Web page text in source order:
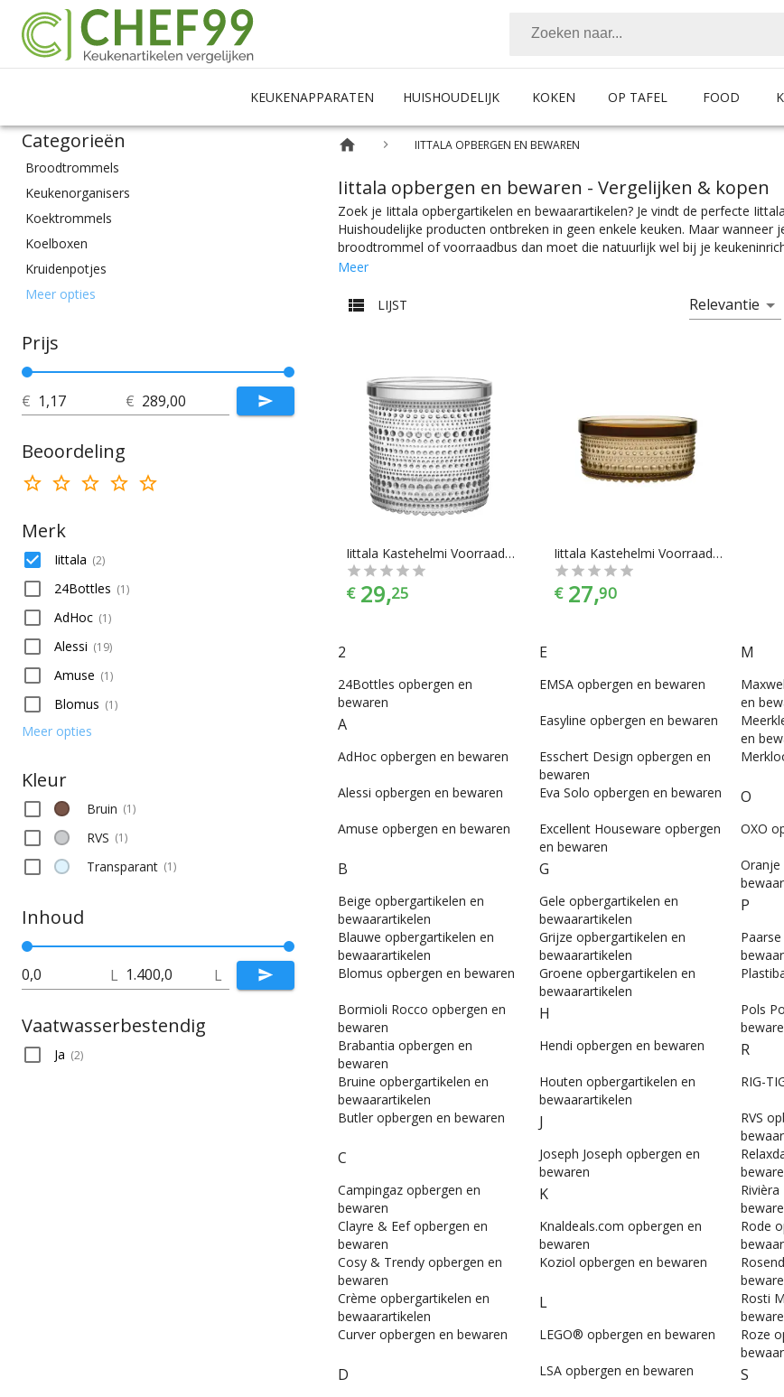
KEUKENAPPARATEN HUISHOUDELIJK KOKEN OP TAFEL FOOD
Categorieën
Broodtrommels
Keukenorganisers
Koektrommels
Koelboxen
Kruidenpotjes
Lunchboxen
Vershoudbakjes
Voorraadbussen
Waterflessen & Drinkbekers
Weckpotten
Overig
Meer opties
Prijs
€ €
Beoordeling
Merk
Iittala (2)
24Bottles (1)
AdHoc (1)
Alessi (19)
Amuse (1)
Blomus (1)
Meer opties
Kleur
Bruin (1)
RVS (1)
Transparant (1)
Inhoud
L L
Vaatwasserbestendig
Ja (2)
IITTALA OPBERGEN EN BEWAREN
Iittala opbergen en bewaren - Vergelijken & kopen
Zoek je Iittala opbergartikelen en bewaarartikelen? Je vindt de perfecte
Huishoudelijke producten ontbreken in geen enkele keuken. Maar
broodtrommel of voorraadbus dan moet die natuurlijk wel bij je
om al je etenswaar op te bergen en bewaren, je vind alles wat je nodig
alle soorten en maten. Kies makkelijk het product met de juiste
vensterbus, of vershoudbakjes, je vindt makkelijk wat je nodig hebt bij
Meer
LIJST Relevantie
Iittala Kastehelmi Voorraadpot - 116 x 114 mm - Helder
€ 29,25
Iittala Kastehelmi Voorraadpot - 116 x 57 mm - Desert
€ 27,90
2
24Bottles opbergen en
bewaren
A
AdHoc opbergen en bewaren
Alessi opbergen en bewaren
Amuse opbergen en bewaren
B
Beige opbergartikelen en
bewaarartikelen
Blauwe opbergartikelen en
bewaarartikelen
Blomus opbergen en bewaren
Bormioli Rocco opbergen en
bewaren
Brabantia opbergen en
bewaren
Bruine opbergartikelen en
bewaarartikelen
Butler opbergen en bewaren
C
Campingaz opbergen en
bewaren
Clayre & Eef opbergen en
bewaren
Cosy & Trendy opbergen en
bewaren
Crème opbergartikelen en
bewaarartikelen
Curver opbergen en bewaren
D
E
EMSA opbergen en bewaren
Easyline opbergen en bewaren
Esschert Design opbergen en
bewaren
Eva Solo opbergen en bewaren
Excellent Houseware opbergen
en bewaren
G
Gele opbergartikelen en
bewaarartikelen
Grijze opbergartikelen en
bewaarartikelen
Groene opbergartikelen en
bewaarartikelen
H
Hendi opbergen en bewaren
Houten opbergartikelen en
bewaarartikelen
J
Joseph Joseph opbergen en
bewaren
K
Knaldeals.com opbergen en
bewaren
Koziol opbergen en bewaren
L
LEGO® opbergen en bewaren
LSA opbergen en bewaren
M
en
en
O
OXO
Oranje
P
Pols
R
RIG-
RVS
Rode
Rosti
Roze
S